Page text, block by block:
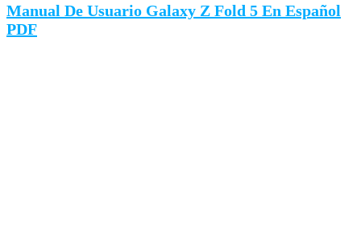
Manual De Usuario Galaxy Z Fold 5 En Español
PDF